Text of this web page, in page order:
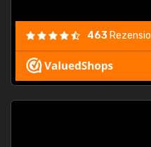
463